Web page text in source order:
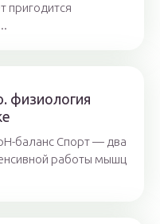
пригодится
физиология
баланс Спорт — два
работы мышц